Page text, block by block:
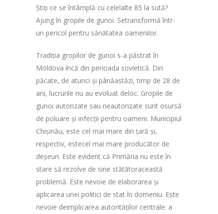
Știți ce se întâmplă cu celelalte 85 la sută?
Ajung în gropile de gunoi. Setransformă într-
un pericol pentru sănătatea oamenilor.
Tradiția gropilor de gunoi s-a păstrat în
Moldova încă din perioada sovietică. Din
păcate, de atunci și pânăastăzi, timp de 28 de
ani, lucrurile nu au evoluat deloc. Gropile de
gunoi autorizate sau neautorizate sunt osursă
de poluare și infecții pentru oameni. Municipiul
Chișinău, este cel mai mare din țară și,
respectiv, estecel mai mare producător de
deșeuri. Este evident că Primăria nu este în
stare să rezolve de sine stătătoraceastă
problemă. Este nevoie de elaborarea și
aplicarea unei politici de stat în domeniu. Este
nevoie deimplicarea autorităților centrale: a